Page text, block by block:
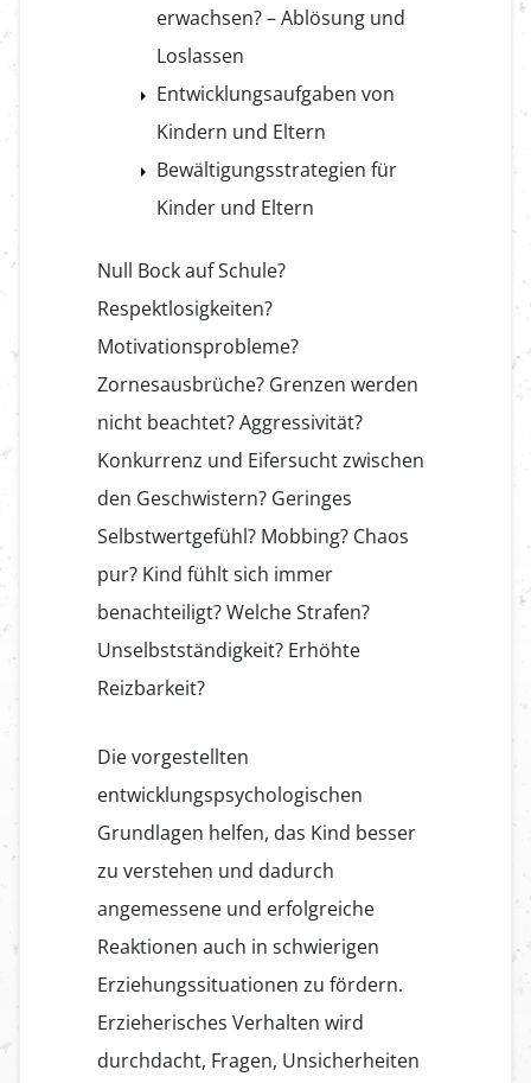
erwachsen? – Ablösung und
Loslassen
Entwicklungsaufgaben von
Kindern und Eltern
Bewältigungsstrategien für
Kinder und Eltern
Null Bock auf Schule?
Respektlosigkeiten?
Motivationsprobleme?
Zornesausbrüche? Grenzen werden
nicht beachtet? Aggressivität?
Konkurrenz und Eifersucht zwischen
den Geschwistern? Geringes
Selbstwertgefühl? Mobbing? Chaos
pur? Kind fühlt sich immer
benachteiligt? Welche Strafen?
Unselbstständigkeit? Erhöhte
Reizbarkeit?
Die vorgestellten
entwicklungspsychologischen
Grundlagen helfen, das Kind besser
zu verstehen und dadurch
angemessene und erfolgreiche
Reaktionen auch in schwierigen
Erziehungssituationen zu fördern.
Erzieherisches Verhalten wird
durchdacht, Fragen, Unsicherheiten